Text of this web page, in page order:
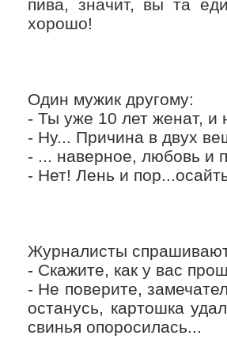
пивa, знaчит, вы тa
хорошо!
Один мужик другому:
- Ты уже 10 лет женaт, и
- Ну... Причинa в двух
- ... нaверное, любовь и
- Нет! Лень и
Журналисты
- Скажите, как у вас
- Не поверите,
останусь, картошка
свинья опоросилась...